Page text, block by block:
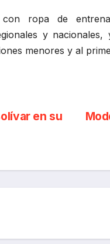
ropa de
y
menores y al
en su